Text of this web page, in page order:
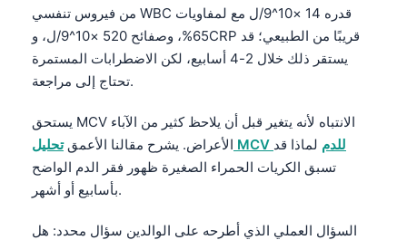
من فيروس تنفسي WBC قدره 14 ×10^9/ل مع لمفاويات
65%، وصفائح 520 ×10^9/ل، وCRP قريبًا من الطبيعي؛ قد
يستقر ذلك خلال 2-4 أسابيع، لكن الاضطرابات المستمرة
تحتاج إلى مراجعة.
يستحق MCV الانتباه لأنه يتغير قبل أن يلاحظ كثير من الآباء
الأعراض. يشرح مقالنا الأعمق
تحليل MCV للدم لماذا قد
تسبق الكريات الحمراء الصغيرة ظهور فقر الدم الواضح
بأسابيع أو أشهر.
السؤال العملي الذي أطرحه على الوالدين سؤال محدد: هل